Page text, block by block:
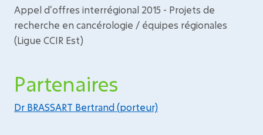
Appel d’offres interrégional 2015 - Projets de
recherche en cancérologie / équipes régionales
(Ligue CCIR Est)
Partenaires
Dr BRASSART Bertrand (porteur)